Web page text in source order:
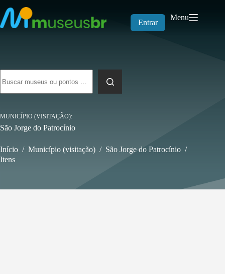
para
o
conteúdo
Entrar
Menu
resultados
MUNICÍPIO (VISITAÇÃO)
São Jorge do Patrocínio
Início / Município (visitação) / São Jorge do Patrocínio /
Itens